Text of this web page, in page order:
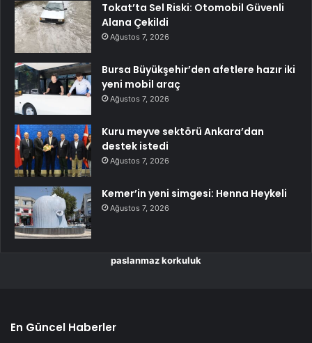
Tokat’ta Sel Riski: Otomobil Güvenli
Alana Çekildi
Ağustos 7, 2026
Bursa Büyükşehir’den afetlere hazır iki
yeni mobil araç
Ağustos 7, 2026
Kuru meyve sektörü Ankara’dan
destek istedi
Ağustos 7, 2026
Kemer’in yeni simgesi: Henna Heykeli
Ağustos 7, 2026
paslanmaz korkuluk
En Güncel Haberler